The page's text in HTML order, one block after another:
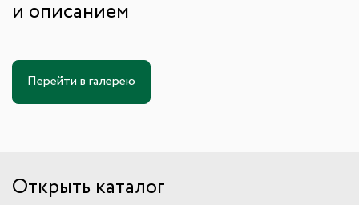
и описанием
Перейти в галерею
Открыть каталог